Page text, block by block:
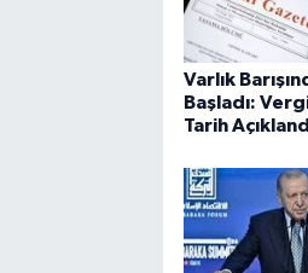
Varlık
Başladı:
Tarih